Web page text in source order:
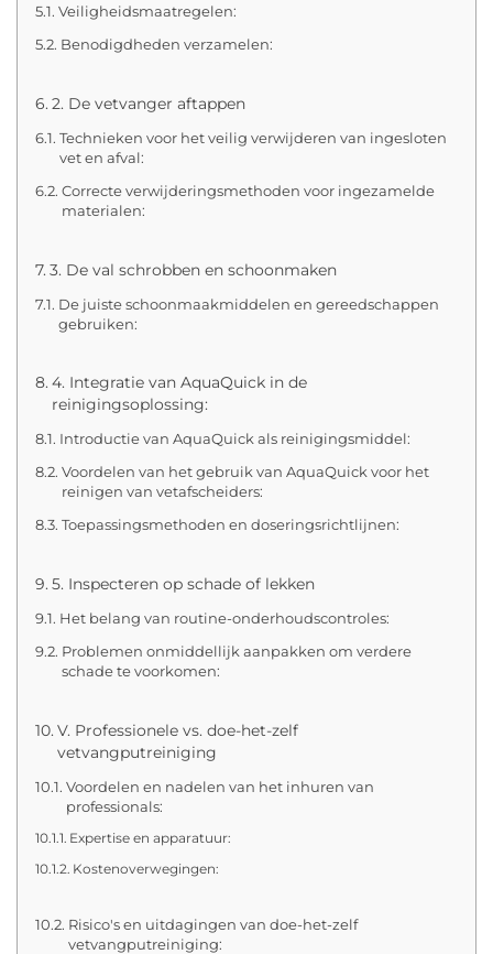
Veiligheidsmaatregelen:
Benodigdheden verzamelen:
2. De vetvanger aftappen
Technieken voor het veilig verwijderen van ingesloten
vet en afval:
Correcte verwijderingsmethoden voor ingezamelde
materialen:
3. De val schrobben en schoonmaken
De juiste schoonmaakmiddelen en gereedschappen
gebruiken:
4. Integratie van AquaQuick in de
reinigingsoplossing:
Introductie van AquaQuick als reinigingsmiddel:
Voordelen van het gebruik van AquaQuick voor het
reinigen van vetafscheiders:
Toepassingsmethoden en doseringsrichtlijnen:
5. Inspecteren op schade of lekken
Het belang van routine-onderhoudscontroles:
Problemen onmiddellijk aanpakken om verdere
schade te voorkomen:
V. Professionele vs. doe-het-zelf
vetvangputreiniging
Voordelen en nadelen van het inhuren van
professionals:
Expertise en apparatuur:
Kostenoverwegingen:
Risico's en uitdagingen van doe-het-zelf
vetvangputreiniging: